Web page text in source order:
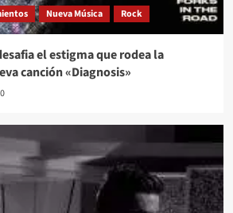
Nueva Música Rock
el estigma que rodea la
canción «Diagnosis»